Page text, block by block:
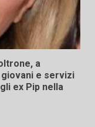
a
e servizi
ex Pip nella